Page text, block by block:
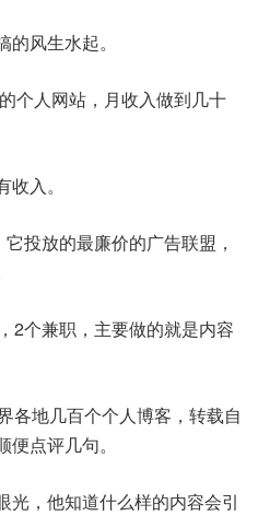
风生水起。
个人网站，月收入做到几十
入。
投放的最廉价的广告联盟，
2个兼职，主要做的就是内容
各地几百个个人博客，转载自
点评几句。
光，他知道什么样的内容会引